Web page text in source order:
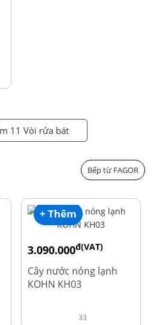
11 Vòi rửa bát
Bếp từ FAGOR
+ Thêm
3.090.000đ(VAT)
Cây nước nóng lạnh
KOHN KH03
33